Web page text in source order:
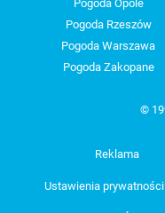
Pogoda Opole
Pogoda Rzeszów
Pogoda Warszawa
Pogoda Zakopane
©
Reklama
Ustawienia prywatności